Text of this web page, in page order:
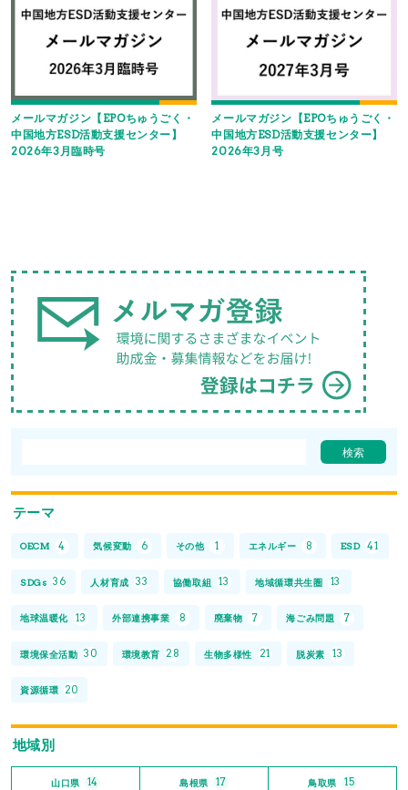
メールマガジン【EPOちゅうごく・
中国地方ESD活動支援センター】
2026年3月臨時号
メールマガジン【EPOちゅうごく・
中国地方ESD活動支援センター】
2026年3月号
テーマ
OECM 4 気候変動 6 その他 1 エネルギー 8 ESD 41
SDGs 36 人材育成 33 協働取組 13 地域循環共生圏 13
地球温暖化 13 外部連携事業 8 廃棄物 7 海ごみ問題 7
環境保全活動 30 環境教育 28 生物多様性 21 脱炭素 13
資源循環 20
地域別
山口県 14 島根県 17 鳥取県 15